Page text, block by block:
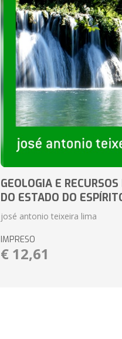
GEOLOGIA E
DO ESTADO DO
josé antonio teixeira lima
IMPRESO
€ 12,61